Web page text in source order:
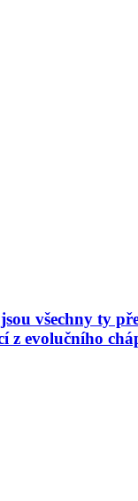
všechny ty
z evolučního